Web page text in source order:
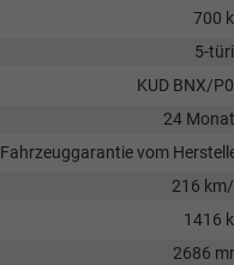
700
5-
KUD BNX/
24
Fahrzeuggarantie vom
216
1416
2686